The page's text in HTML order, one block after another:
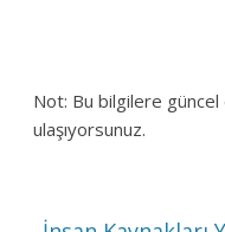
Not: Bu bilgilere güncel
ulaşıyorsunuz.